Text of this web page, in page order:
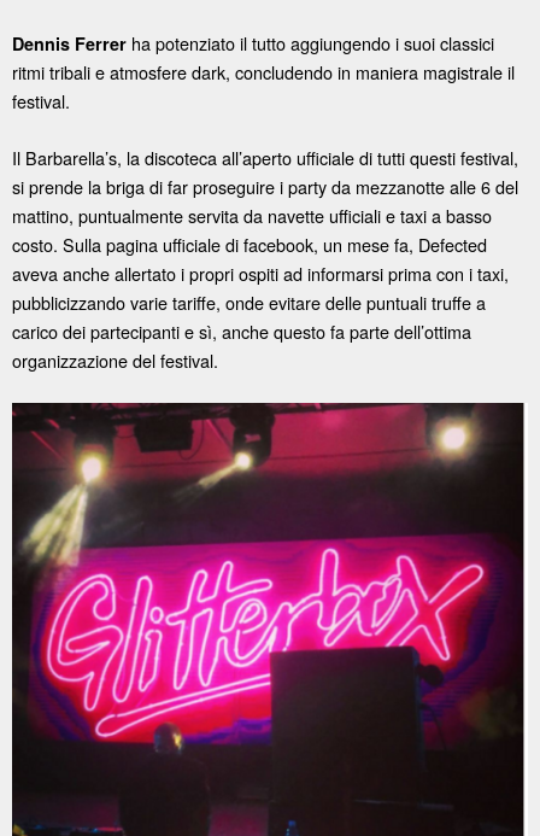
Dennis Ferrer ha potenziato il tutto aggiungendo i suoi classici
ritmi tribali e atmosfere dark, concludendo in maniera magistrale il
festival.
Il Barbarella’s, la discoteca all’aperto ufficiale di tutti questi festival,
si prende la briga di far proseguire i party da mezzanotte alle 6 del
mattino, puntualmente servita da navette ufficiali e taxi a basso
costo. Sulla pagina ufficiale di facebook, un mese fa, Defected
aveva anche allertato i propri ospiti ad informarsi prima con i taxi,
pubblicizzando varie tariffe, onde evitare delle puntuali truffe a
carico dei partecipanti e sì, anche questo fa parte dell’ottima
organizzazione del festival.